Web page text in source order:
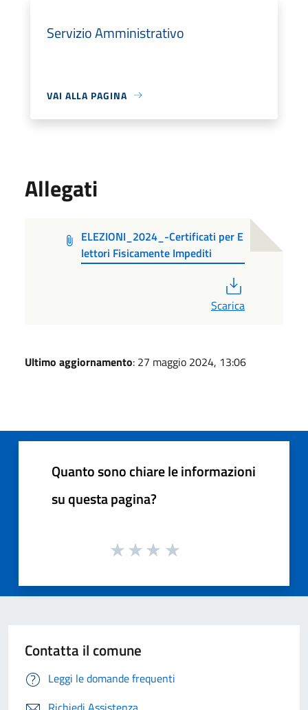
Servizio Amministrativo
VAI ALLA PAGINA
Allegati
ELEZIONI_2024_-Certificati per E
lettori Fisicamente Impediti
Scarica
Ultimo aggiornamento: 27 maggio 2024, 13:06
Quanto sono chiare le informazioni
su questa pagina?
Contatta il comune
Leggi le domande frequenti